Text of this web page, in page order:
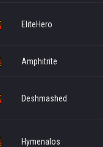
EliteHero
Amphitrite
Deshmashed
Hymenalos